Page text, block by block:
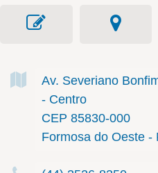
Av. Severiano
- Centro
CEP 85830-000
Formosa do Oeste -